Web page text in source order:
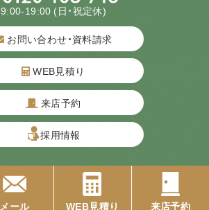
9:00-19:00 (日・祝定休)
お問い合わせ・資料請求
WEB見積り
来店予約
採用情報
メール WEB見積り 来店予約